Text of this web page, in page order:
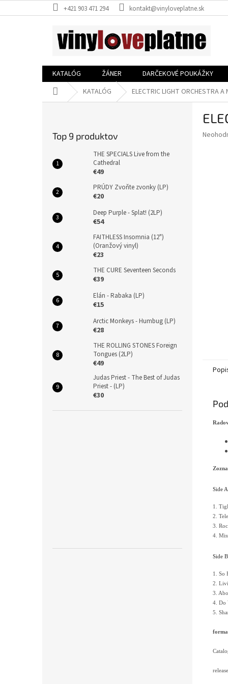
na
+421 903 471 294 kontakt@vinyloveplatne.sk
KATALÓG ŽÁNER DARČEKOVÉ POUKÁŽKY
DomovKATALÓG ELECTRIC LIGHT ORCHESTRA
Top 9 produktov
THE SPECIALS Live from the
Cathedral
€49
PRÚDY Zvoňte zvonky (LP)
€20
Deep Purple - Splat! (2LP)
€54
FAITHLESS Insomnia (12")
(Oranžový vinyl)
€23
THE CURE Seventeen Seconds
€39
Elán - Rabaka (LP)
€15
Arctic Monkeys - Humbug (LP)
€28
THE ROLLING STONES Foreign
Tongues (2LP)
€49
Judas Priest - The Best of Judas
Priest - (LP)
€30
Side A
1.
2.
3.
4.
Side B
1. So
2.
3.
4. Do
5.